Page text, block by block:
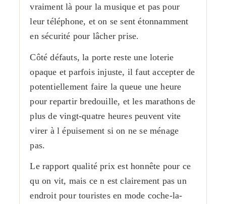
vraiment là pour la musique et pas pour
leur téléphone, et on se sent étonnamment
en sécurité pour lâcher prise.
Côté défauts, la porte reste une loterie
opaque et parfois injuste, il faut accepter de
potentiellement faire la queue une heure
pour repartir bredouille, et les marathons de
plus de vingt-quatre heures peuvent vite
virer à l épuisement si on ne se ménage
pas.
Le rapport qualité prix est honnête pour ce
qu on vit, mais ce n est clairement pas un
endroit pour touristes en mode coche-la-